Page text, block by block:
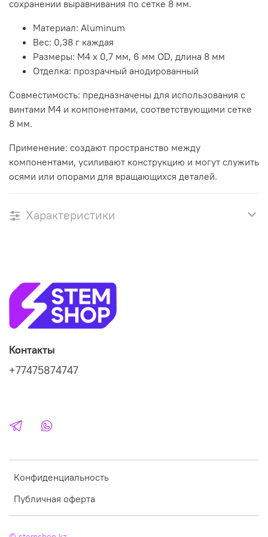
сохранении выравнивания по сетке 8 мм.
Материал: Aluminum
Вес: 0,38 г каждая
Размеры: M4 x 0,7 мм, 6 мм OD, длина 8 мм
Отделка: прозрачный анодированный
Совместимость: предназначены для использования с
винтами M4 и компонентами, соответствующими сетке
8 мм.
Применение: создают пространство между
компонентами, усиливают конструкцию и могут служить
осями или опорами для вращающихся деталей.
Характеристики
Конфиденциальность
Публичная оферта
Контакты
+77475874747